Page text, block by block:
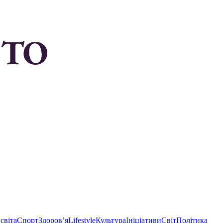
СпортЗдоровʼяLifestyleКультураІніціативиСвітПолітика